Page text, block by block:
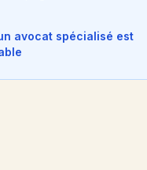
avocat spécialisé est